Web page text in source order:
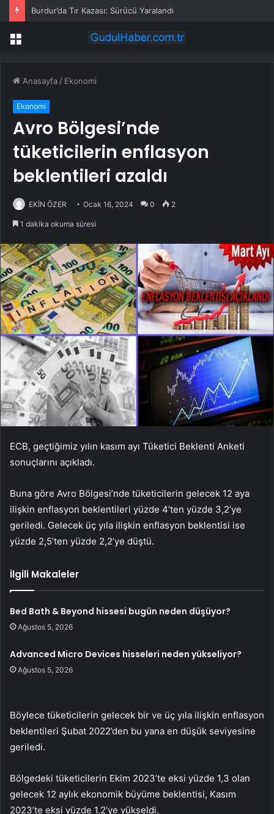
Burdur’da Tır Kazası: Sürücü Yaralandı
Menü
Anasayfa / Ekonomi
Ekonomi
Avro Bölgesi’nde
tüketicilerin enflasyon
beklentileri azaldı
EKİN ÖZER Ocak 16, 2024 0 2
1 dakika okuma süresi
ECB, geçtiğimiz yılın kasım ayı Tüketici Beklenti Anketi
sonuçlarını açıkladı.
Buna göre Avro Bölgesi’nde tüketicilerin gelecek 12 aya
ilişkin enflasyon beklentileri yüzde 4’ten yüzde 3,2’ye
geriledi. Gelecek üç yıla ilişkin enflasyon beklentisi ise
yüzde 2,5’ten yüzde 2,2’ye düştü.
İlgili Makaleler
Bed Bath & Beyond hissesi bugün neden düşüyor?
Ağustos 5, 2026
Advanced Micro Devices hisseleri neden yükseliyor?
Ağustos 5, 2026
Böylece tüketicilerin gelecek bir ve üç yıla ilişkin enflasyon
beklentileri Şubat 2022’den bu yana en düşük seviyesine
geriledi.
Bölgedeki tüketicilerin Ekim 2023’te eksi yüzde 1,3 olan
gelecek 12 aylık ekonomik büyüme beklentisi, Kasım
2023’te eksi yüzde 1,2’ye yükseldi.